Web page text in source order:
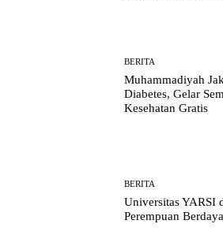
BERITA
Muhammadiyah
Diabetes, Gelar
Kesehatan Gratis
BERITA
Universitas YARSI
Perempuan